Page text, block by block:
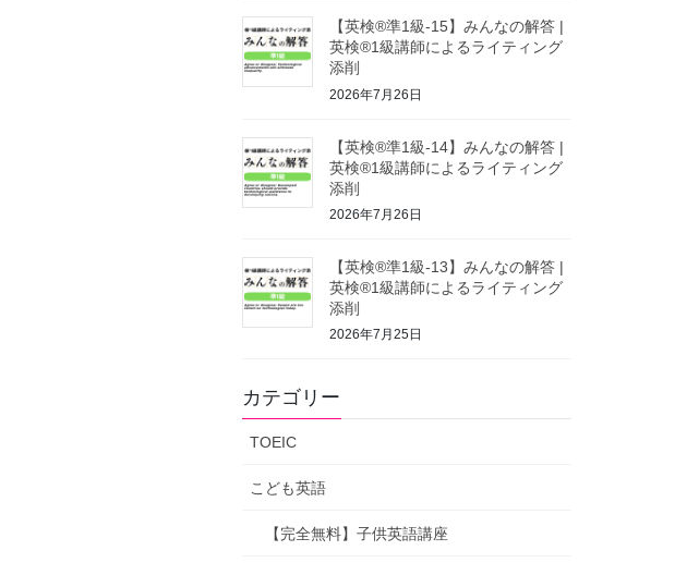
【英検®準1級-15】みんなの解答 |
英検®1級講師によるライティング
添削
2026年7月26日
【英検®準1級-14】みんなの解答 |
英検®1級講師によるライティング
添削
2026年7月26日
【英検®準1級-13】みんなの解答 |
英検®1級講師によるライティング
添削
2026年7月25日
カテゴリー
TOEIC
こども英語
【完全無料】子供英語講座